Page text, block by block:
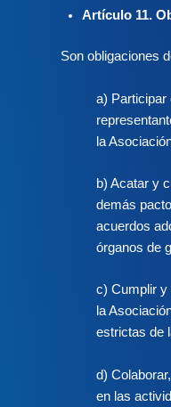
Artículo 11.
Son obligaciones
a) Participar
la
b) Acatar y
demás
acuerdos
órganos de
c) Cumplir y
la
estrictas de
d)
en las